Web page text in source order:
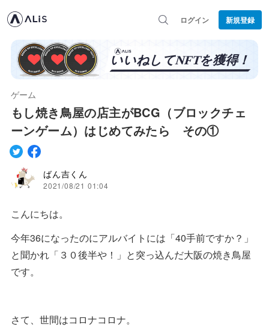
ログイン 新規登録
ゲーム
もし焼き鳥屋の店主がBCG（ブロックチェ
ーンゲーム）はじめてみたら その①
ばん吉くん
2021/08/21 01:04
こんにちは。
今年36になったのにアルバイトには「40手前ですか？」
と聞かれ「３０後半や！」と突っ込んだ大阪の焼き鳥屋
です。
さて、世間はコロナコロナ。